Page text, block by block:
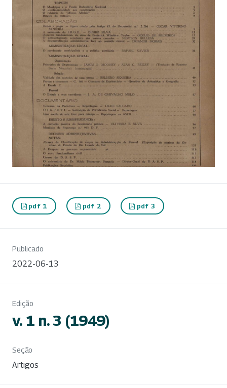
pdf 1 pdf 2 pdf 3
Publicado
2022-06-13
Edição
v. 1 n. 3 (1949)
Seção
Artigos